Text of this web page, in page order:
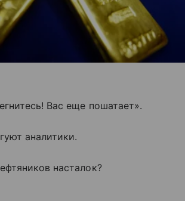
Вас еще пошатает».
аналитики.
насталок?